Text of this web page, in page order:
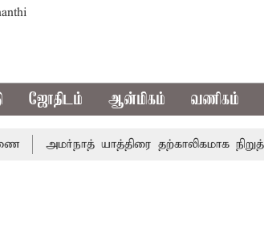
ஜோதிடம் ஆன்மிகம் வணிகம்
அமர்நாத் யாத்திரை தற்காலிகமாக நிறுத்தம்